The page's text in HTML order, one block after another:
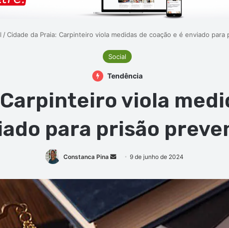
/ Cidade da Praia: Carpinteiro viola medidas de coação e é enviado para
Social
Tendência
viola
para prisão
Constanca Pina
Mande
e-
9 de junho de 2024